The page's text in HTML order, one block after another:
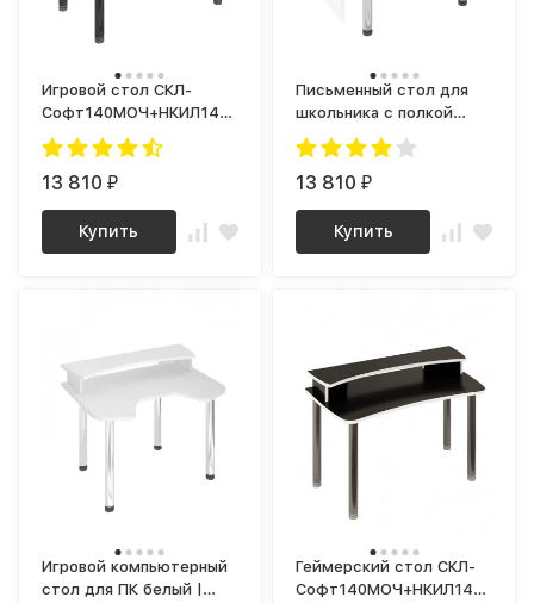
Игровой стол СКЛ-
Софт140МОЧ+НКИЛ140
RED
13 810₽
Купить
Письменный стол для
школьника с полкой
СКЛ-Софт120+НКИЛ120
13 810₽
Купить
Игровой компьютерный
стол для ПК белый |
Геймерский стол СКЛ-
Софт140МОЧ+НКИЛ140